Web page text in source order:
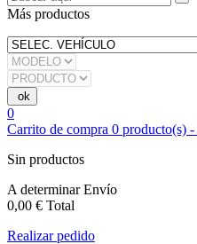
Más productos
0
Carrito de compra 0 producto(s) -
Sin productos
A determinarEnvío
0,00 € Total
Realizar pedido